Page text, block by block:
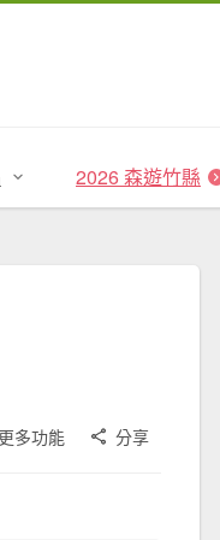
2026 森遊竹縣
更多功能 分享